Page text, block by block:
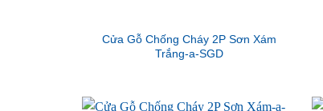
Cửa Gỗ Chống Cháy 2P Sơn Xám
Trắng-a-SGD